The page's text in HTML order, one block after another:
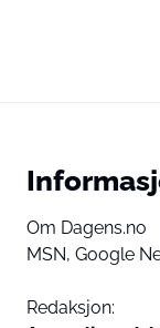
Om Dagens.no
MSN, Google
Redaksjon: